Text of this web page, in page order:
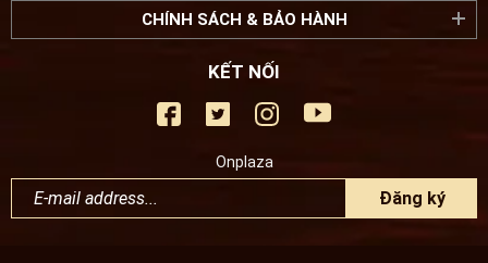
CHÍNH SÁCH & BẢO HÀNH
KẾT NỐI
Onplaza
Đăng ký